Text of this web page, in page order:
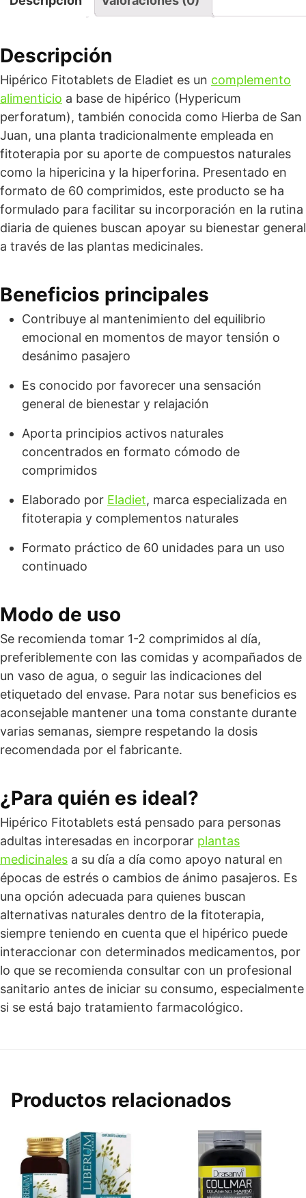
Descripción
Hipérico Fitotablets de Eladiet es un complemento
alimenticio a base de hipérico (Hypericum
perforatum), también conocida como Hierba de San
Juan, una planta tradicionalmente empleada en
fitoterapia por su aporte de compuestos naturales
como la hipericina y la hiperforina. Presentado en
formato de 60 comprimidos, este producto se ha
formulado para facilitar su incorporación en la rutina
diaria de quienes buscan apoyar su bienestar general
a través de las plantas medicinales.
Beneficios principales
Contribuye al mantenimiento del equilibrio
emocional en momentos de mayor tensión o
desánimo pasajero
Es conocido por favorecer una sensación
general de bienestar y relajación
Aporta principios activos naturales
concentrados en formato cómodo de
comprimidos
Elaborado por Eladiet, marca especializada en
fitoterapia y complementos naturales
Formato práctico de 60 unidades para un uso
continuado
Modo de uso
Se recomienda tomar 1-2 comprimidos al día,
preferiblemente con las comidas y acompañados de
un vaso de agua, o seguir las indicaciones del
etiquetado del envase. Para notar sus beneficios es
aconsejable mantener una toma constante durante
varias semanas, siempre respetando la dosis
recomendada por el fabricante.
¿Para quién es ideal?
Hipérico Fitotablets está pensado para personas
adultas interesadas en incorporar plantas
medicinales a su día a día como apoyo natural en
épocas de estrés o cambios de ánimo pasajeros. Es
una opción adecuada para quienes buscan
alternativas naturales dentro de la fitoterapia,
siempre teniendo en cuenta que el hipérico puede
interaccionar con determinados medicamentos, por
lo que se recomienda consultar con un profesional
sanitario antes de iniciar su consumo, especialmente
si se está bajo tratamiento farmacológico.
Productos relacionados